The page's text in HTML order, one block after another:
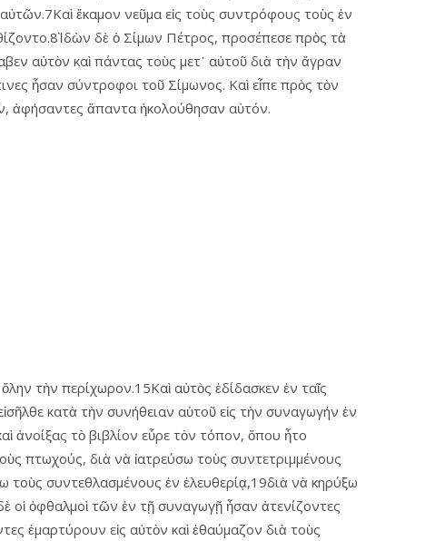
ἔκαμον νεῦμα εἰς τοὺς συντρόφους τοὺς ἐν
δὲ ὁ Σίμων Πέτρος, προσέπεσε πρὸς τὰ
αὐτὸν καὶ πάντας τοὺς μετ᾿ αὐτοῦ διὰ τὴν ἄγραν
ἦσαν σύντροφοι τοῦ Σίμωνος. Καὶ εἶπε πρὸς τὸν
ἀφήσαντες ἅπαντα ἠκολούθησαν αὐτόν.
τὴν περίχωρον.15Καὶ αὐτὸς ἐδίδασκεν ἐν ταῖς
κατὰ τὴν συνήθειαν αὑτοῦ εἰς τὴν συναγωγήν ἐν
ἀνοίξας τὸ βιβλίον εὗρε τὸν τόπον, ὅπου ἦτο
πτωχούς, διὰ νὰ ἰατρεύσω τοὺς συντετριμμένους
τοὺς συντεθλασμένους ἐν ἐλευθερίᾳ,19διὰ νὰ κηρύξω
οἱ ὀφθαλμοὶ τῶν ἐν τῇ συναγωγῇ ἦσαν ἀτενίζοντες
ἐμαρτύρουν εἰς αὐτὸν καὶ ἐθαύμαζον διὰ τοὺς